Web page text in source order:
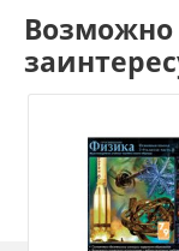
Возможно